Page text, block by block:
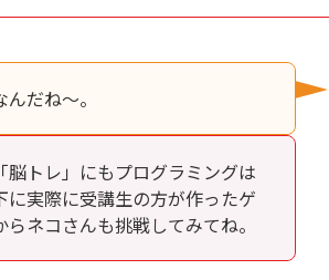
だね～。
脳トレ」にもプログラミングは
に実際に受講生の方が作ったゲ
ネコさんも挑戦してみてね。